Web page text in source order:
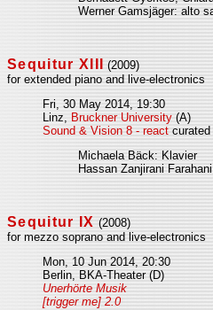
Werner Gamsjäger: alto
Sequitur XIII
(2009)
for extended piano and live-electronics
Fri, 30 May 2014, 19:30
Linz, Bruckner University (A)
Sound & Vision 8 - react
Michaela Bäck: Klavier
Hassan Zanjirani
Sequitur IX (2008)
for mezzo soprano and live-electronics
Mon, 10 Jun 2014, 20:30
Berlin, BKA-Theater (D)
Unerhörte Musik
[trigger me] 2.0